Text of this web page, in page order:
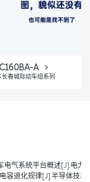
A
长春城际动车组系列
电气系统平台概述[J].电
容退化规律[J].半导体技